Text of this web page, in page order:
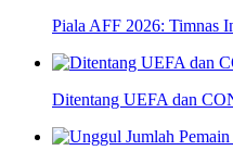
Piala AFF 2026: Timnas
Ditentang UEFA dan